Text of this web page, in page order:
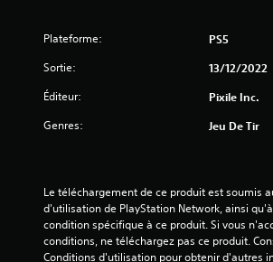
Plateforme: PS5
Sortie: 13/12/2022
Éditeur: Pixile Inc.
Genres: Jeu De Tir
Le téléchargement de ce produit est soumis
d'utilisation de PlayStation Network, ainsi
condition spécifique à ce produit. Si vous
conditions, ne téléchargez pas ce produit.
Conditions d'utilisation pour obtenir d'autres